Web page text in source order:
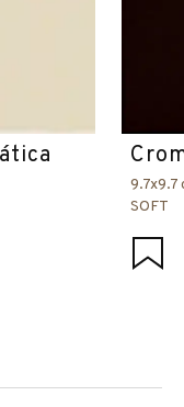
9.7x9.7
SOFT